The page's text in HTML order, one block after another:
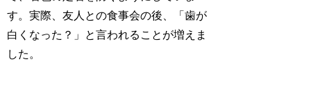
す。実際、友人との食事会の後、「歯が
白くなった？」と言われることが増えま
した。